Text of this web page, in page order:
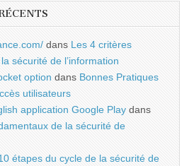
dans Les 4 critères
sécurité de l’information
option dans Bonnes Pratiques
utilisateurs
application Google Play dans
de la sécurité de
étapes du cycle de la sécurité de